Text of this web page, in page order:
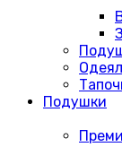
Подушки